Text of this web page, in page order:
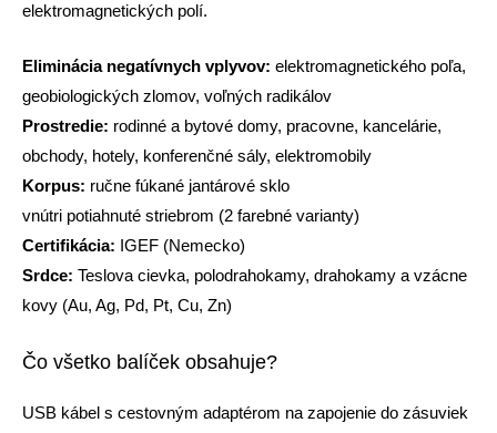
elektromagnetických polí.
Eliminácia negatívnych vplyvov: elektromagnetického poľa,
geobiologických zlomov, voľných radikálov
Prostredie: rodinné a bytové domy, pracovne, kancelárie,
obchody, hotely, konferenčné sály, elektromobily
Korpus: ručne fúkané jantárové sklo
vnútri potiahnuté striebrom (2 farebné varianty)
Certifikácia: IGEF (Nemecko)
Srdce: Teslova cievka, polodrahokamy, drahokamy a vzácne
kovy (Au, Ag, Pd, Pt, Cu, Zn)
Čo všetko balíček obsahuje?
USB kábel s cestovným adaptérom na zapojenie do zásuviek